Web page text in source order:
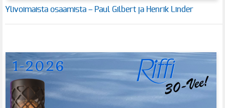
Ylivoimaista osaamista – Paul Gilbert ja Henrik Linder